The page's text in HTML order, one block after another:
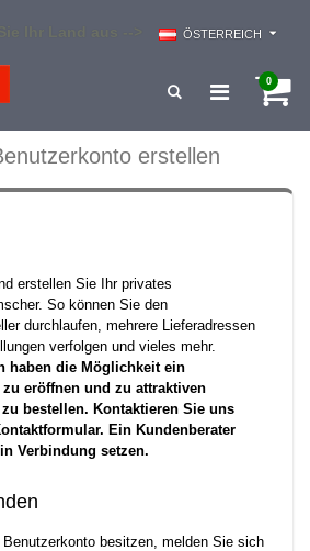
ÖSTERREICH
0
erstellen
erstellen Sie Ihr privates
So können Sie den
durchlaufen, mehrere Lieferadressen
verfolgen und vieles mehr.
haben die Möglichkeit ein
eröffnen und zu attraktiven
bestellen. Kontaktieren Sie uns
Ein Kundenberater
Verbindung setzen.
besitzen, melden Sie sich